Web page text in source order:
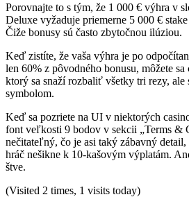
Porovnajte to s tým, že 1 000 € výhra v
Deluxe vyžaduje priemerne 5 000 €
Čiže bonusy sú často zbytočnou ilúziou.
Keď zistíte, že vaša výhra je po
len 60% z pôvodného bonusu, môžete
ktorý sa snaží rozbaliť všetky tri rezy, ale
symbolom.
Keď sa pozriete na UI v niektorých
font veľkosti 9 bodov v sekcii „Terms &
nečitateľný, čo je asi taký zábavný
hráč nešikne k 10‑kašovým výplatám.
štve.
(Visited 2 times, 1 visits today)